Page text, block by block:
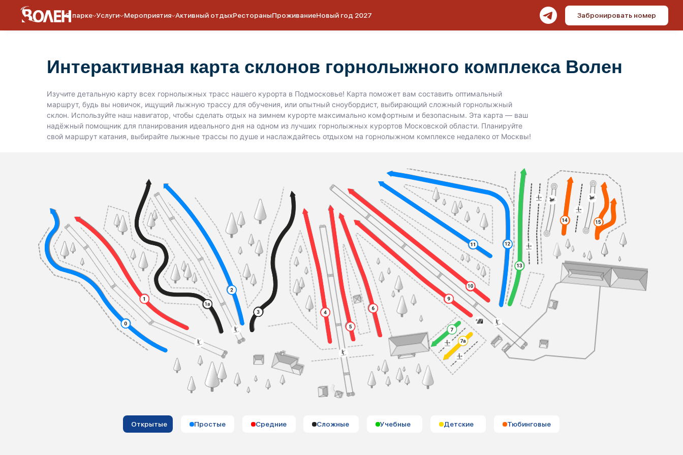
Забронировать номер
О парке Услуги Мероприятия Активный отдыхРестораныПроживаниеНовый год 2027
Интерактивная карта склонов горнолыжного комплекса Волен
Изучите детальную карту всех горнолыжных трасс нашего курорта в Подмосковье! Карта поможет вам составить оптимальный
маршрут, будь вы новичок, ищущий лыжную трассу для обучения, или опытный сноубордист, выбирающий сложный горнолыжный
склон. Используйте наш навигатор, чтобы сделать отдых на зимнем курорте максимально комфортным и безопасным. Эта карта — ваш
надёжный помощник для планирования идеального дня на одном из лучших горнолыжных курортов Московской области. Планируйте
свой маршрут катания, выбирайте лыжные трассы по душе и наслаждайтесь отдыхом на горнолыжном комплексе недалеко от Москвы!
Детские Тюбинговые
Учебные
Сложные
Средние
Открытые Простые